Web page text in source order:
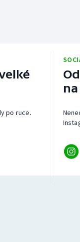
po ruce.